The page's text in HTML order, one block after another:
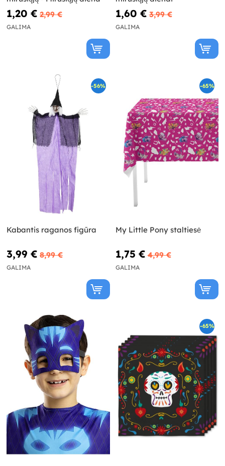
1,20 € 2,99 €
GALIMA
1,60 € 3,99 €
GALIMA
-56%
Kabantis raganos figūra
3,99 € 8,99 €
GALIMA
-65%
My Little Pony staltiesė
1,75 € 4,99 €
GALIMA
-65%